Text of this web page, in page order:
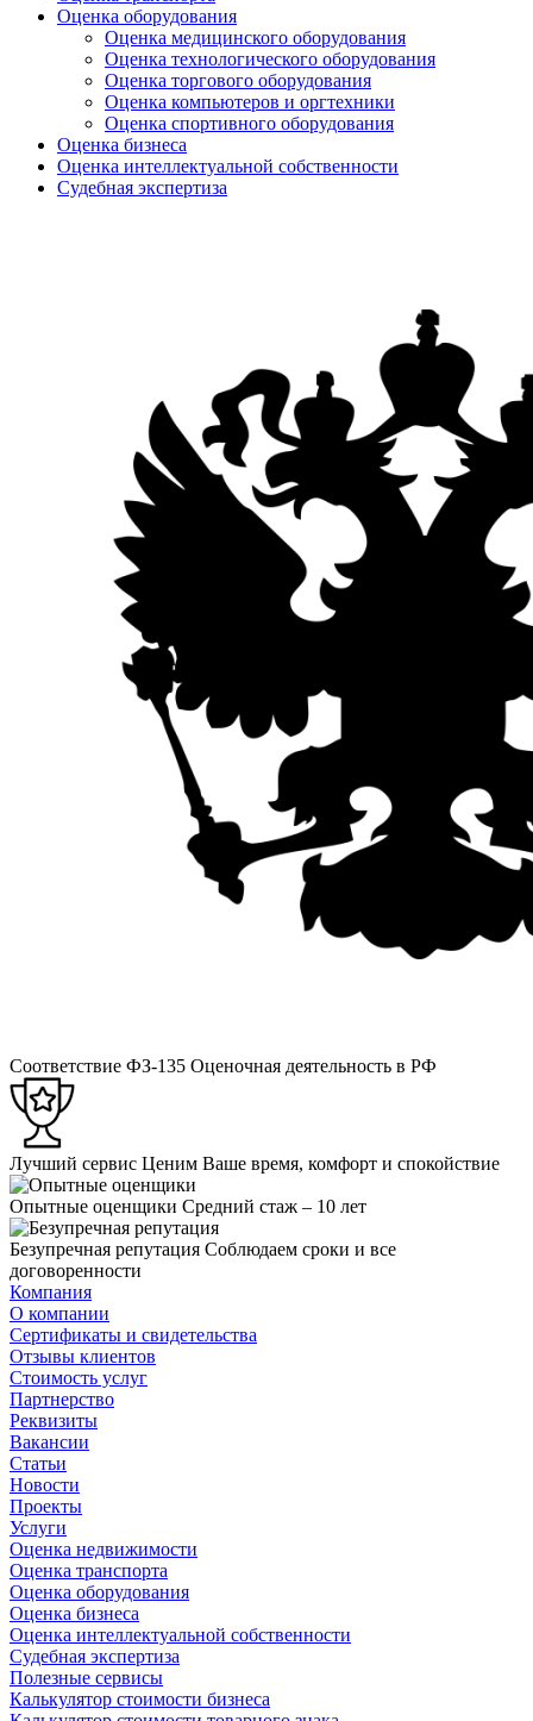
Оценка оборудования
Оценка медицинского оборудования
Оценка технологического оборудования
Оценка торгового оборудования
Оценка компьютеров и оргтехники
Оценка спортивного оборудования
Оценка бизнеса
Оценка интеллектуальной собственности
Судебная экспертиза
Соответствие ФЗ-135 Оценочная деятельность в РФ
Лучший сервис Ценим Ваше время, комфорт и спокойствие
Опытные оценщики Средний стаж – 10 лет
Безупречная репутация Соблюдаем сроки и все
договоренности
Компания
О компании
Сертификаты и свидетельства
Отзывы клиентов
Стоимость услуг
Партнерство
Реквизиты
Вакансии
Статьи
Новости
Проекты
Услуги
Оценка недвижимости
Оценка транспорта
Оценка оборудования
Оценка бизнеса
Оценка интеллектуальной собственности
Судебная экспертиза
Полезные сервисы
Калькулятор стоимости бизнеса